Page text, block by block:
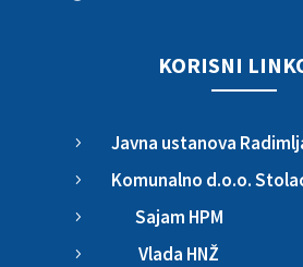
KORISNI
5 Javna ustanova
5 Komunalno d.o.o.
5 Sajam HPM
5 Vlada HNŽ